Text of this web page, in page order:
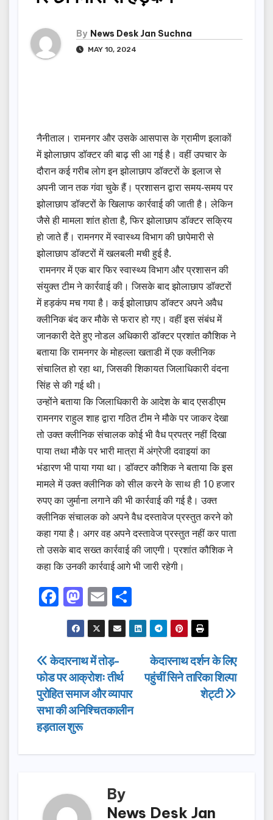
By News Desk Jan Suchna
MAY 10, 2024
नैनीताल। रामनगर और उसके आसपास के ग्रामीण इलाकों
में झोलाछाप डॉक्टर की बाढ़ सी आ गई है। वहीं उपचार के
दौरान कई गरीब लोग इन झोलाछाप डॉक्टरों के इलाज से
अपनी जान तक गंवा चुके हैं। प्रशासन द्वारा समय-समय पर
झोलाछाप डॉक्टरों के खिलाफ कार्रवाई की जाती है। लेकिन
जैसे ही मामला शांत होता है, फिर झोलाछाप डॉक्टर सक्रिय
हो जाते हैं। रामनगर में स्वास्थ्य विभाग की छापेमारी से
झोलाछाप डॉक्टरों में खलबली मची हुई है.
रामनगर में एक बार फिर स्वास्थ्य विभाग और प्रशासन की
संयुक्त टीम ने कार्रवाई की। जिसके बाद झोलाछाप डॉक्टरों
में हड़कंप मच गया है। कई झोलाछाप डॉक्टर अपने अवैध
क्लीनिक बंद कर मौके से फरार हो गए। वहीं इस संबंध में
जानकारी देते हुए नोडल अधिकारी डॉक्टर प्रशांत कौशिक ने
बताया कि रामनगर के मोहल्ला खताडी में एक क्लीनिक
संचालित हो रहा था, जिसकी शिकायत जिलाधिकारी वंदना
सिंह से की गई थी।
उन्होंने बताया कि जिलाधिकारी के आदेश के बाद एसडीएम
रामनगर राहुल शाह द्वारा गठित टीम ने मौके पर जाकर देखा
तो उक्त क्लीनिक संचालक कोई भी वैध प्रपत्र नहीं दिखा
पाया तथा मौके पर भारी मात्रा में अंग्रेजी दवाइयां का
भंडारण भी पाया गया था। डॉक्टर कौशिक ने बताया कि इस
मामले में उक्त क्लीनिक को सील करने के साथ ही 10 हजार
रुपए का जुर्माना लगाने की भी कार्रवाई की गई है। उक्त
क्लीनिक संचालक को अपने वैध दस्तावेज प्रस्तुत करने को
कहा गया है। अगर वह अपने दस्तावेज प्रस्तुत नहीं कर पाता
तो उसके बाद सख्त कार्रवाई की जाएगी। प्रशांत कौशिक ने
कहा कि उनकी कार्रवाई आगे भी जारी रहेगी।
F
a
c
e
b
o
o
k
M
a
st
o
d
o
n
E
m
ail
h
ar
Post
navigation
केदारनाथ दर्शन के लिए
पहुंचीं सिने तारिका शिल्पा
शेट्टी
केदारनाथ में तोड़-
फोड पर आक्रोशः तीर्थ
पुरोहित समाज और व्यापार
सभा की अनिश्चितकालीन
हड़ताल शुरू
By
News Desk Jan